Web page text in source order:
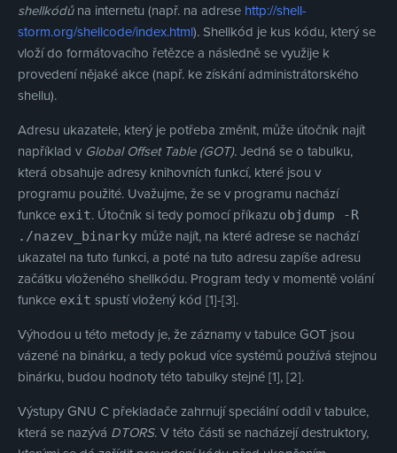
shellkódůna internetu (např. na adrese http://shell-
storm.org/shellcode/index.html). Shellkód je kus kódu, který se
vloží do formátovacího řetězce a následně se využije k
provedení nějaké akce (např. ke získání administrátorského
shellu).
Adresu ukazatele, který je potřeba změnit, může útočník najít
například v Global Offset Table (GOT). Jedná se o tabulku,
která obsahuje adresy knihovních funkcí, které jsou v
programu použité. Uvažujme, že se v programu nachází
funkce exit. Útočník si tedy pomocí příkazu objdump -R
./nazev_binarky může najít, na které adrese se nachází
ukazatel na tuto funkci, a poté na tuto adresu zapíše adresu
začátku vloženého shellkódu. Program tedy v momentě volání
funkce exit spustí vložený kód [1]-[3].
Výhodou u této metody je, že záznamy v tabulce GOT jsou
vázené na binárku, a tedy pokud více systémů používá stejnou
binárku, budou hodnoty této tabulky stejné [1], [2].
Výstupy GNU C překladače zahrnují speciální oddíl v tabulce,
která se nazývá DTORS. V této části se nacházejí destruktory,